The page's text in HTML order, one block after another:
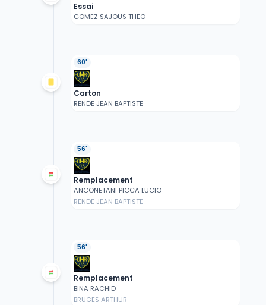
Essai
GOMEZ SAJOUS THEO
60'
Carton
RENDE JEAN BAPTISTE
56'
Remplacement
ANCONETANI PICCA LUCIO
RENDE JEAN BAPTISTE
56'
Remplacement
BINA RACHID
BRUGES ARTHUR